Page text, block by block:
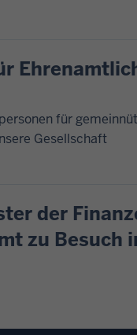
für
Gesellschaft
der
zu Besuch